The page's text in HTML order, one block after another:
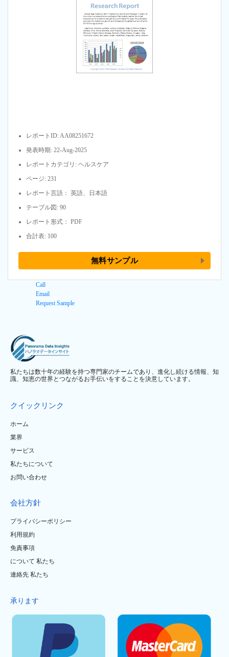
レポートID: AA08251672
発表時期: 22-Aug-2025
レポートカテゴリ: ヘルスケア
ページ: 231
レポート言語： 英語、日本語
テーブル図: 90
レポート形式： PDF
合計表: 100
無料サンプル
Call
Email
Request Sample
私たちは数十年の経験を持つ専門家のチームであり、進化し続ける情報、知
識、知恵の世界とつながるお手伝いをすることを決意しています。
クイックリンク
ホーム
業界
サービス
私たちについて
お問い合わせ
会社方針
プライバシーポリシー
利用規約
免責事項
について 私たち
連絡先 私たち
承ります